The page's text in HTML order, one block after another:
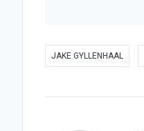
JAKE GYLLENHAAL